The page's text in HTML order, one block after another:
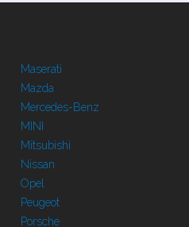
Maserati
Mazda
Mercedes-Benz
MINI
Mitsubishi
Nissan
Opel
Peugeot
Porsche